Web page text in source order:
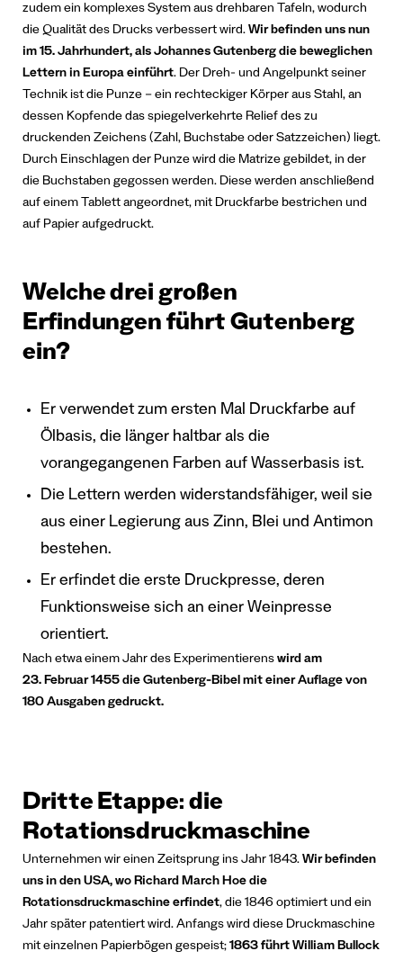
zudem ein komplexes System aus drehbaren Tafeln, wodurch
die Qualität des Drucks verbessert wird.Wir befinden uns nun
im 15. Jahrhundert, als Johannes Gutenberg die beweglichen
Lettern in Europa einführt. Der Dreh- und Angelpunkt seiner
Technik ist die Punze – ein rechteckiger Körper aus Stahl, an
dessen Kopfende das spiegelverkehrte Relief des zu
druckenden Zeichens (Zahl, Buchstabe oder Satzzeichen) liegt.
Durch Einschlagen der Punze wird die Matrize gebildet, in der
die Buchstaben gegossen werden. Diese werden anschließend
auf einem Tablett angeordnet, mit Druckfarbe bestrichen und
auf Papier aufgedruckt.
Welche drei großen
Erfindungen führt Gutenberg
ein?
Er verwendet zum ersten Mal Druckfarbe auf
Ölbasis, die länger haltbar als die
vorangegangenen Farben auf Wasserbasis ist.
Die Lettern werden widerstandsfähiger, weil sie
aus einer Legierung aus Zinn, Blei und Antimon
bestehen.
Er erfindet die erste Druckpresse, deren
Funktionsweise sich an einer Weinpresse
orientiert.
Nach etwa einem Jahr des Experimentierenswird am
23. Februar 1455 die Gutenberg-Bibel mit einer Auflage von
180 Ausgaben gedruckt.
Dritte Etappe: die
Rotationsdruckmaschine
Unternehmen wir einen Zeitsprung ins Jahr 1843.Wir befinden
uns in den USA, wo Richard March Hoe die
Rotationsdruckmaschine erfindet, die 1846 optimiert und ein
Jahr später patentiert wird. Anfangs wird diese Druckmaschine
mit einzelnen Papierbögen gespeist;1863 führt William Bullock